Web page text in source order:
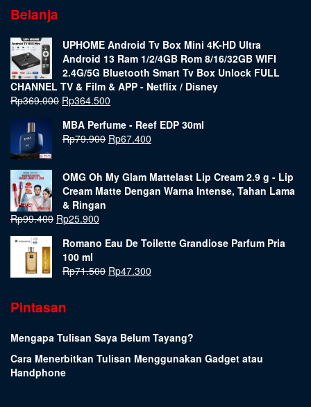
Belanja
UPHOME Android Tv Box Mini 4K-HD Ultra
Android 13 Ram 1/2/4GB Rom 8/16/32GB WIFI
2.4G/5G Bluetooth Smart Tv Box Unlock FULL
CHANNEL TV & Film & APP - Netflix / Disney
Rp369.000 Rp364.500
MBA Perfume - Reef EDP 30ml
Rp79.900 Rp67.400
OMG Oh My Glam Mattelast Lip Cream 2.9 g - Lip
Cream Matte Dengan Warna Intense, Tahan Lama
& Ringan
Rp99.400 Rp25.900
Romano Eau De Toilette Grandiose Parfum Pria
100 ml
Rp71.500 Rp47.300
Pintasan
Mengapa Tulisan Saya Belum Tayang?
Cara Menerbitkan Tulisan Menggunakan Gadget atau
Handphone